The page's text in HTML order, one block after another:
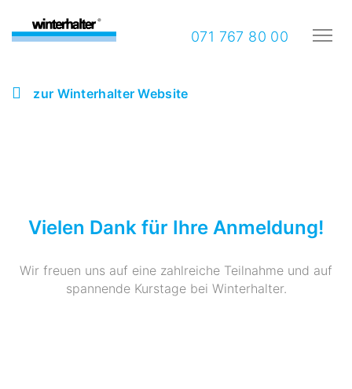
071 767 80 00
zur Winterhalter Website
Vielen Dank für Ihre Anmeldung!
Wir freuen uns auf eine zahlreiche Teilnahme und auf
spannende Kurstage bei Winterhalter.